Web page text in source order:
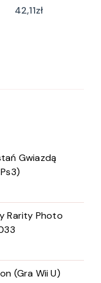
42,11zł
Gwiazdą
Rarity Photo
(Gra Wii U)